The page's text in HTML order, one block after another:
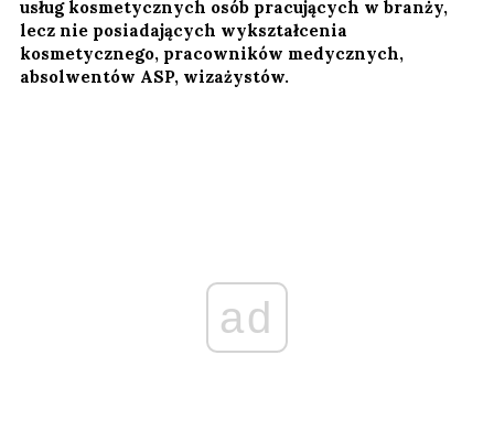
usług kosmetycznych osób pracujących w branży,
lecz nie posiadających wykształcenia
kosmetycznego, pracowników medycznych,
absolwentów ASP, wizażystów.
ad